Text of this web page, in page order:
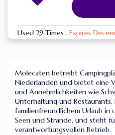
Used 29 Times . Expires
Molecaten betreibt
Niederlanden und bietet eine
und Annehmlichkeiten wie
Unterhaltung und
familienfreundlichem Urlaub in
Seen und Strände, und steht
verantwortungsvollen Betrieb.